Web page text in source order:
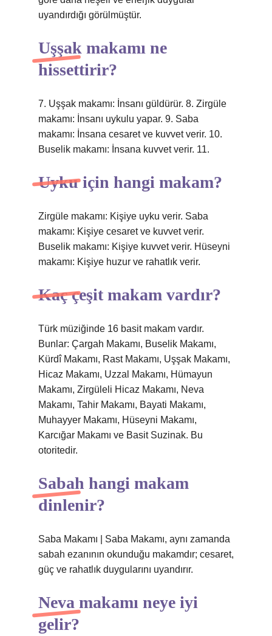
uyandırdığı görülmüştür.
Uşşak makamı ne
hissettirir?
7. Uşşak makamı: İnsanı güldürür. 8. Zirgüle
makamı: İnsanı uykulu yapar. 9. Saba
makamı: İnsana cesaret ve kuvvet verir. 10.
Buselik makamı: İnsana kuvvet verir. 11.
Uyku için hangi makam?
Zirgüle makamı: Kişiye uyku verir. Saba
makamı: Kişiye cesaret ve kuvvet verir.
Buselik makamı: Kişiye kuvvet verir. Hüseyni
makamı: Kişiye huzur ve rahatlık verir.
Kaç çeşit makam vardır?
Türk müziğinde 16 basit makam vardır.
Bunlar: Çargah Makamı, Buselik Makamı,
Kürdî Makamı, Rast Makamı, Uşşak Makamı,
Hicaz Makamı, Uzzal Makamı, Hümayun
Makamı, Zirgüleli Hicaz Makamı, Neva
Makamı, Tahir Makamı, Bayati Makamı,
Muhayyer Makamı, Hüseyni Makamı,
Karcığar Makamı ve Basit Suzinak. Bu
otoritedir.
Sabah hangi makam
dinlenir?
Saba Makamı | Saba Makamı, aynı zamanda
sabah ezanının okunduğu makamdır; cesaret,
güç ve rahatlık duygularını uyandırır.
Neva makamı neye iyi
gelir?